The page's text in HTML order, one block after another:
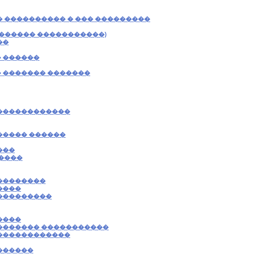
���������� � ��� ���������
�����������)
������
�������
������
�����������